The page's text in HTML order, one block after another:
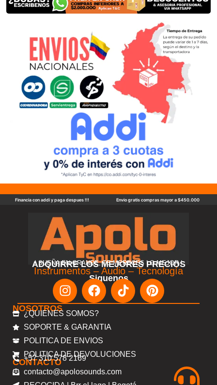
Financia con addi y paga despues !!! Envio gratis compras mayor a $450.000
ADQUIRRE LOS MEJORES PRECIOS
! SUEÑA EN GRANDE, TE MERECES LO MEJOR !
Instrumentos – Audio – Tecnología
Siguenos
NOSOTROS
¿QUIENES SOMOS?
SOPORTE & GARANTIA
POLITICA DE ENVIOS
POLITICA DE DEVOLUCIONES
CONTACTO
+57 310 578 2169
contacto@apolosounds.com